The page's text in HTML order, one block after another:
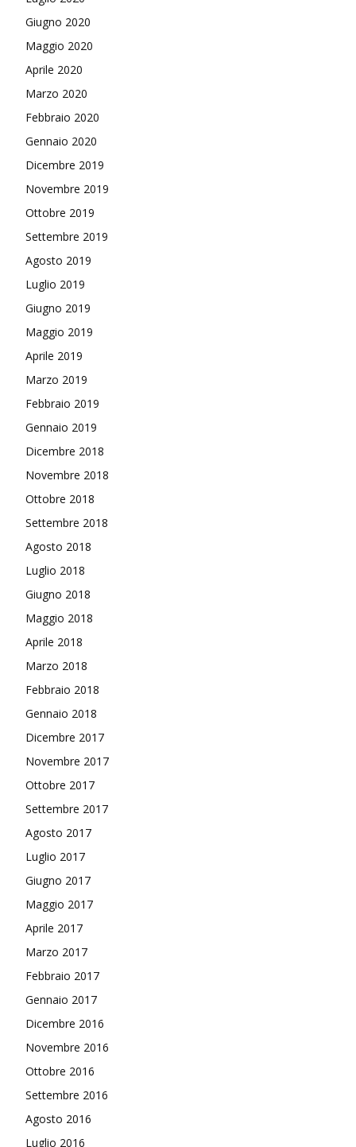
Giugno 2020
Maggio 2020
Aprile 2020
Marzo 2020
Febbraio 2020
Gennaio 2020
Dicembre 2019
Novembre 2019
Ottobre 2019
Settembre 2019
Agosto 2019
Luglio 2019
Giugno 2019
Maggio 2019
Aprile 2019
Marzo 2019
Febbraio 2019
Gennaio 2019
Dicembre 2018
Novembre 2018
Ottobre 2018
Settembre 2018
Agosto 2018
Luglio 2018
Giugno 2018
Maggio 2018
Aprile 2018
Marzo 2018
Febbraio 2018
Gennaio 2018
Dicembre 2017
Novembre 2017
Ottobre 2017
Settembre 2017
Agosto 2017
Luglio 2017
Giugno 2017
Maggio 2017
Aprile 2017
Marzo 2017
Febbraio 2017
Gennaio 2017
Dicembre 2016
Novembre 2016
Ottobre 2016
Settembre 2016
Agosto 2016
Luglio 2016